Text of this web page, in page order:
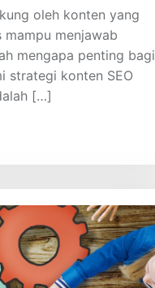
oleh konten yang
menjawab
mengapa penting bagi
strategi konten SEO
[…]